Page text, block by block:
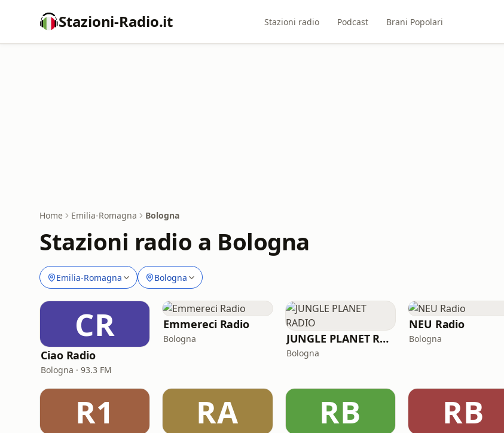
Stazioni-Radio.it Stazioni radio Podcast Brani Popolari
Home Emilia-Romagna Bologna
Stazioni radio a Bologna
Emilia-Romagna Bologna
CR
Ciao Radio
Bologna · 93.3 FM
Emmereci Radio
Bologna JUNGLE PLANET RADIO
Bologna
NEU Radio
Bologna
R1 RA RB RB